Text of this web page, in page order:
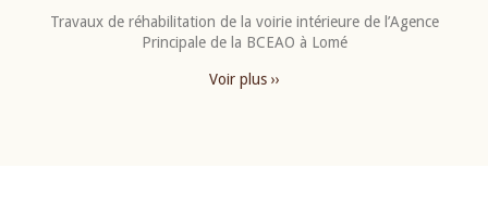
Travaux de réhabilitation de la voirie intérieure de l’Agence
Principale de la BCEAO à Lomé
Voir plus ››